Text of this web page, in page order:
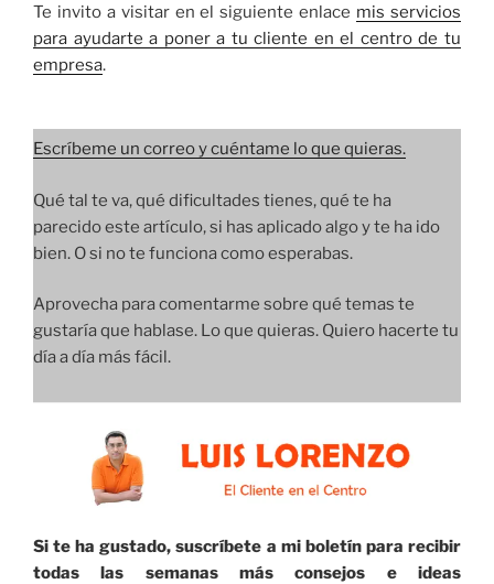
Te invito a visitar en el siguiente enlace mis servicios
para ayudarte a poner a tu cliente en el centro de tu
empresa.
Escríbeme un correo y cuéntame lo que quieras.
Qué tal te va, qué dificultades tienes, qué te ha
parecido este artículo, si has aplicado algo y te ha ido
bien. O si no te funciona como esperabas.
Aprovecha para comentarme sobre qué temas te
gustaría que hablase. Lo que quieras. Quiero hacerte tu
día a día más fácil.
Si te ha gustado, suscríbete a mi boletín para recibir
todas las semanas más consejos e ideas